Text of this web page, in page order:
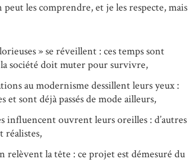
peut les comprendre, et je les respecte, mais
» se réveillent : ces temps sont
société doit muter pour survivre,
au modernisme dessillent leurs yeux :
sont déjà passés de mode ailleurs,
influencent ouvrent leurs oreilles : d’autres
réalistes,
relèvent la tête : ce projet est démesuré du